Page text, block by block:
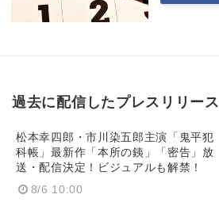
過去に配信したプレスリリース
松本幸四郎・市川染五郎主演「鬼平犯
科帳」最新作「本所の銕」「密告」放
送・配信決定！ビジュアルも解禁！
8/6 10:00